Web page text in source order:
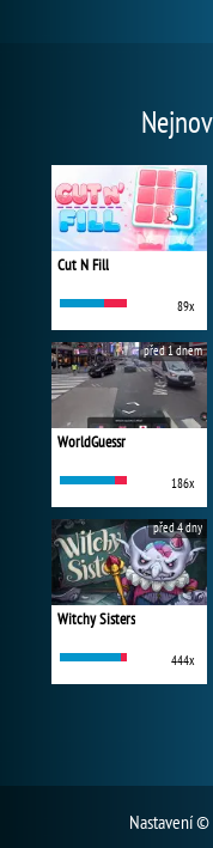
Cut N Fill
89x
WorldGuessr
186x
před 1 dnem
Witchy Sisters
444x
před 4 dny
Nastavení©